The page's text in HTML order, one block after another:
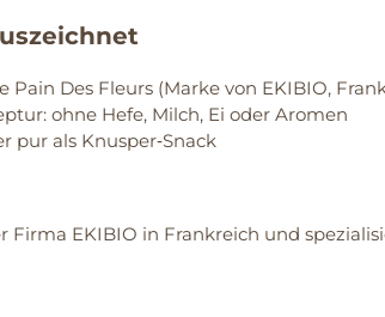
Pain Des Fleurs (Marke von EKIBIO,
ohne Hefe, Milch, Ei oder Aromen
pur als Knusper‑Snack
Firma EKIBIO in Frankreich und